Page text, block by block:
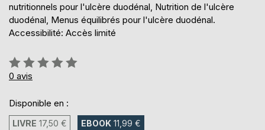
nutritionnels pour l'ulcère duodénal, Nutrition de l'ulcère
duodénal, Menus équilibrés pour l'ulcère duodénal.
Accessibilité: Accès limité
Évaluation:
0%
0 avis
Disponible en :
LIVRE 17,50 € EBOOK 11,99 €